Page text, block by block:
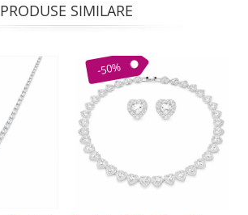
PRODUSE SIMILARE
-50%